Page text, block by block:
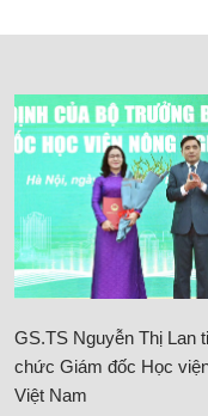
GS.TS Nguyễn Thị Lan
chức Giám đốc Học
Việt Nam